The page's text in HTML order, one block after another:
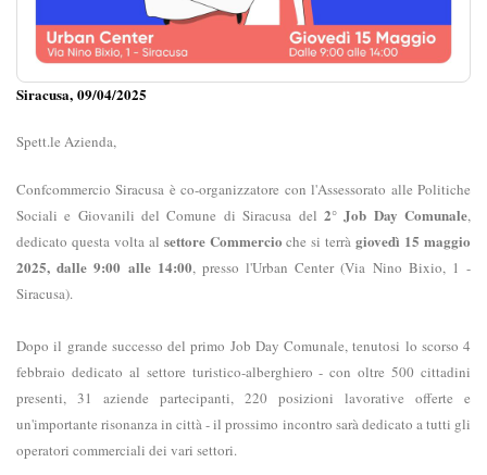
Siracusa, 09/04/2025
Spett.le Azienda,
Confcommercio Siracusa è co-organizzatore con l'Assessorato alle Politiche
Sociali e Giovanili del Comune di Siracusa del 2° Job Day Comunale,
dedicato questa volta al settore Commercio che si terràgiovedì 15 maggio
2025, dalle 9:00 alle 14:00, presso l'Urban Center (Via Nino Bixio, 1 -
Siracusa).
Dopo il grande successo del primo Job Day Comunale, tenutosi lo scorso 4
febbraio dedicato al settore turistico-alberghiero - con oltre 500 cittadini
presenti, 31 aziende partecipanti, 220 posizioni lavorative offerte e
un'importante risonanza in città - il prossimo incontro sarà dedicato a tutti gli
operatori commerciali dei vari settori.